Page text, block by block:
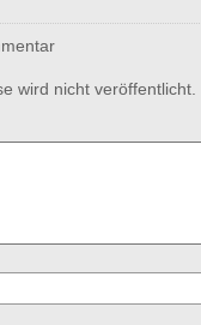
wird nicht veröffentlicht.